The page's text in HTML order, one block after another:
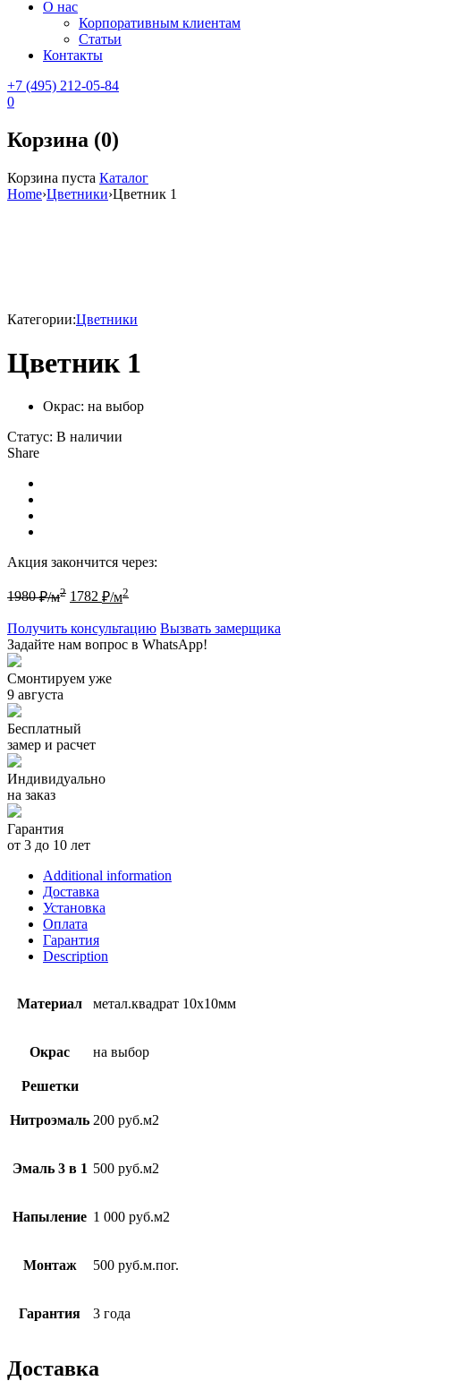
О нас
Корпоративным клиентам
Статьи
Контакты
+7 (495) 212-05-84
0
Корзина (0)
Корзина пуста Каталог
Home›Цветники›Цветник 1
Категории:Цветники
Цветник 1
Окрас: на выбор
Статус: В наличии
Share
Акция закончится через:
1980₽/м2 1782 ₽/м2
Получить консультацию Вызвать замерщика
Задайте нам вопрос в WhatsApp!
Смонтируем уже
9 августа
Бесплатный
замер и расчет
Индивидуально
на заказ
Гарантия
от 3 до 10 лет
Additional information
Доставка
Установка
Оплата
Гарантия
Description
Материал метал.квадрат 10х10мм
Окрас на выбор
Решетки
Нитроэмаль 200 руб.м2
Эмаль 3 в 1 500 руб.м2
Напыление 1 000 руб.м2
Монтаж 500 руб.м.пог.
Гарантия 3 года
Доставка